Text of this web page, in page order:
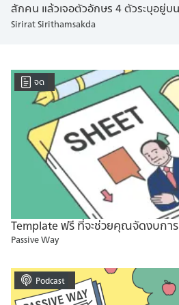
สักคน แล้วเจอตัวอักษร 4 ตัวระบุอยู่บ
โปรไฟล์ของคุณอาจจะมีระบุอยู่ด้วยเห
รู้และการตัดสินใจของมนุษย์ จากกา
มนุษย์ของ Carl Gustav Jung จิตแพ
จิตวิทยาวิเคราะห์ (Analytical
Katharine Cook Briggs และ Isabel
16 บุคลิกภาพ (Personality Types) เช่น
เป็นต้น MBTI ถือเป็นการทดสอบบุค
อย่างมาก เป็นหนึ่งใน Personality
และจำได้ขึ้นใจ แต่ยังมีอีกแบบทดสอบ
นั้นก็คือ Big 5 Personality Traits หรื
Sirirat Sirithamsakda
จด
Template ฟรี ที่จะช่วยคุณจัดงบกา
Passive Way
Podcast